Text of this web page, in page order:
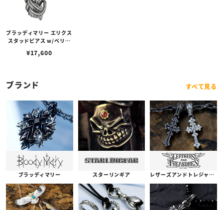
ブラッディマリー エリクス
スタッドピアス w/ペリド
¥17,600
ブランド すべて見る
ブラッディマリー スターリンギア レザーズアンドトレジャーズ